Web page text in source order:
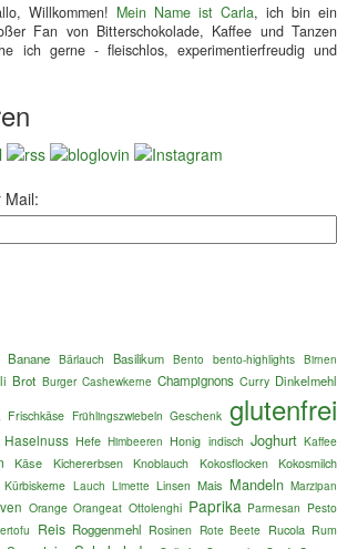
Willkommen! Mein Name ist Carla, ich bin ein
Fan von Bitterschokolade, Kaffee und Tanzen
ich gerne - fleischlos, experimentierfreudig und
Mail:
Banane Bärlauch Basilikum Bento bento-highlights Birnen
Brot Burger Cashewkerne Champignons Curry Dinkelmehl
Frischkäse Frühlingszwiebeln Geschenk glutenfrei
Haselnuss Hefe Himbeeren Honig indisch Joghurt Kaffee
Käse Kichererbsen Knoblauch Kokosflocken Kokosmilch
Kürbiskerne Lauch Limette Linsen Mais Mandeln Marzipan
Orange Orangeat Ottolenghi Paprika Parmesan Pesto
Reis Roggenmehl Rosinen Rote Beete Rucola Rum